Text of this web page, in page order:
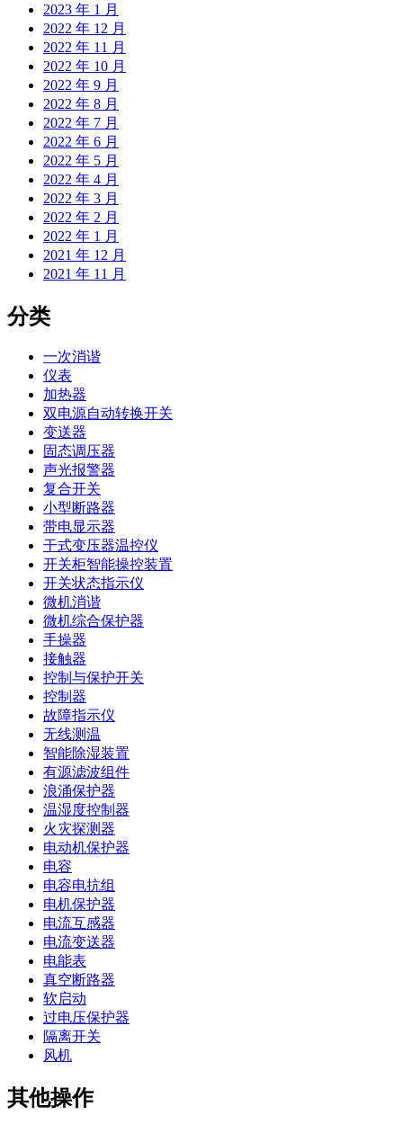
2023 年 1 月
2022 年 12 月
2022 年 11 月
2022 年 10 月
2022 年 9 月
2022 年 8 月
2022 年 7 月
2022 年 6 月
2022 年 5 月
2022 年 4 月
2022 年 3 月
2022 年 2 月
2022 年 1 月
2021 年 12 月
2021 年 11 月
分类
一次消谐
仪表
加热器
双电源自动转换开关
变送器
固态调压器
声光报警器
复合开关
小型断路器
带电显示器
干式变压器温控仪
开关柜智能操控装置
开关状态指示仪
微机消谐
微机综合保护器
手操器
接触器
控制与保护开关
控制器
故障指示仪
无线测温
智能除湿装置
有源滤波组件
浪涌保护器
温湿度控制器
火灾探测器
电动机保护器
电容
电容电抗组
电机保护器
电流互感器
电流变送器
电能表
真空断路器
软启动
过电压保护器
隔离开关
风机
其他操作